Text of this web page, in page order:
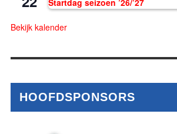
Bekijk kalender
HOOFDSPONSORS